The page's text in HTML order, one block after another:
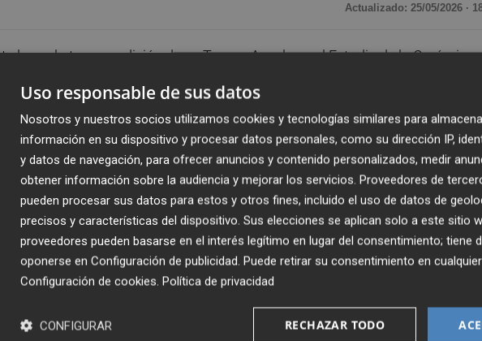
Actualizado: 25/05/2026 ·
lunes la tercera edición de su Torneo Ascale en el Estadio de la Cerámica,
y amigos de la marca en una jornada donde el deporte, el
compartidas son los grandes protagonistas. Tras el éxito de las
como una cita especial para la compañía, reflejando una filosofía basada
Diez equipos —Mystic, Savanna, Apennino, Foresta, Armani, Amaya,
saltan al campo para vivir una experiencia única en el hogar del Villarreal
los asistentes reciben unas palabras motivadoras deMarcos Senna,
comparte su visión sobre el esfuerzo, la pasión y el valor del equipo.
el túnel de salida y jugar sobre el mismo césped en el que anoche los
puesto de la Liga convierten la jornada en una experiencia inolvidable
partidos, el evento continúa en el restauranteEl Ceramista
, dentro del
Uso responsable de sus datos
Nosotros y nuestros socios utilizamos cookies y tecnologías similares para
información en su dispositivo y procesar datos personales, como su dirección IP,
y datos de navegación, para ofrecer anuncios y contenido personalizados, medir
obtener información sobre la audiencia y mejorar los servicios. Proveedores de
pueden procesar sus datos para estos y otros fines, incluido el uso de datos de
precisos y características del dispositivo. Sus elecciones se aplican solo a este sitio
proveedores pueden basarse en el interés legítimo en lugar del consentimiento; tiene
oponerse en Configuración de publicidad. Puede retirar su consentimiento en
Configuración de cookies. Política de privacidad
RECHAZAR TODO
CONFIGURAR